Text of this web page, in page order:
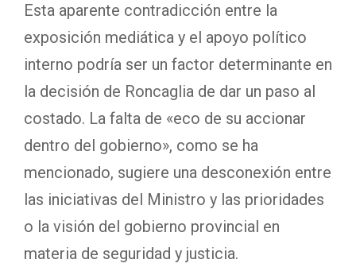
Esta aparente contradicción entre la
exposición mediática y el apoyo político
interno podría ser un factor determinante en
la decisión de Roncaglia de dar un paso al
costado. La falta de «eco de su accionar
dentro del gobierno», como se ha
mencionado, sugiere una desconexión entre
las iniciativas del Ministro y las prioridades
o la visión del gobierno provincial en
materia de seguridad y justicia.